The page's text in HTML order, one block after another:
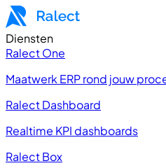
Diensten
Ralect One
Maatwerk ERP rond jouw
Ralect Dashboard
Realtime KPI dashboards
Ralect Box